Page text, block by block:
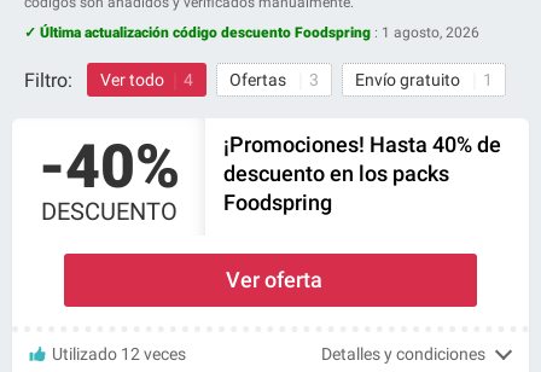
✓ Última actualización código descuento Foodspring : 1 agosto, 2026
Filtro: Ver todo 4 Ofertas 3 Envío gratuito 1
-40%
DESCUENTO
¡Promociones! Hasta 40% de
descuento en los packs
Foodspring
Ver oferta
Utilizado 12 veces Detalles y condiciones